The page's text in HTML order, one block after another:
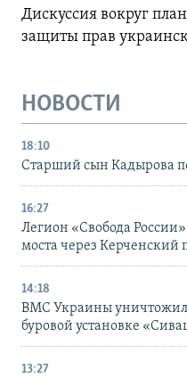
Дискуссия вокруг
защиты прав
НОВОСТИ
18:10
Старший сын Кадырова
16:27
Легион «Свобода
моста через Керченский
14:18
ВМС Украины
буровой установке
13:27